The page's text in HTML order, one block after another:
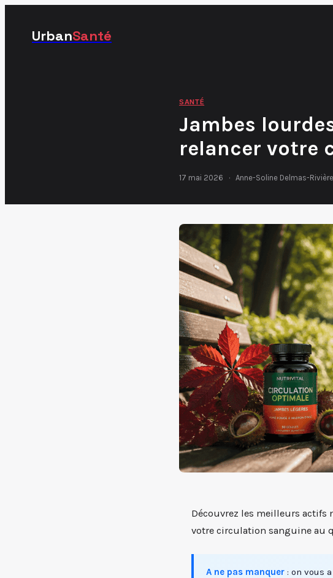
UrbanSanté
SANTÉ
Jambes
relancer votre
17 mai 2026 · Anne-Soline Delmas-Rivière
Découvrez les meilleurs
votre circulation sanguine au
A ne pas manquer : on vous